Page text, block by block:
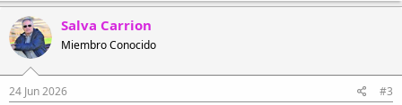
Salva Carrion
Miembro Conocido
24 Jun 2026 #3